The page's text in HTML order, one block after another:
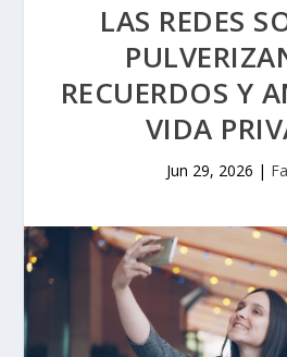
LAS REDES
RECUERDOS Y
VIDA
Jun 29, 2026 |